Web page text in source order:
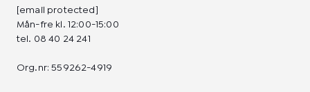
[email protected]
Mån-fre kl. 12:00-15:00
tel. 08 40 24 241
Org.nr: 559262-4919